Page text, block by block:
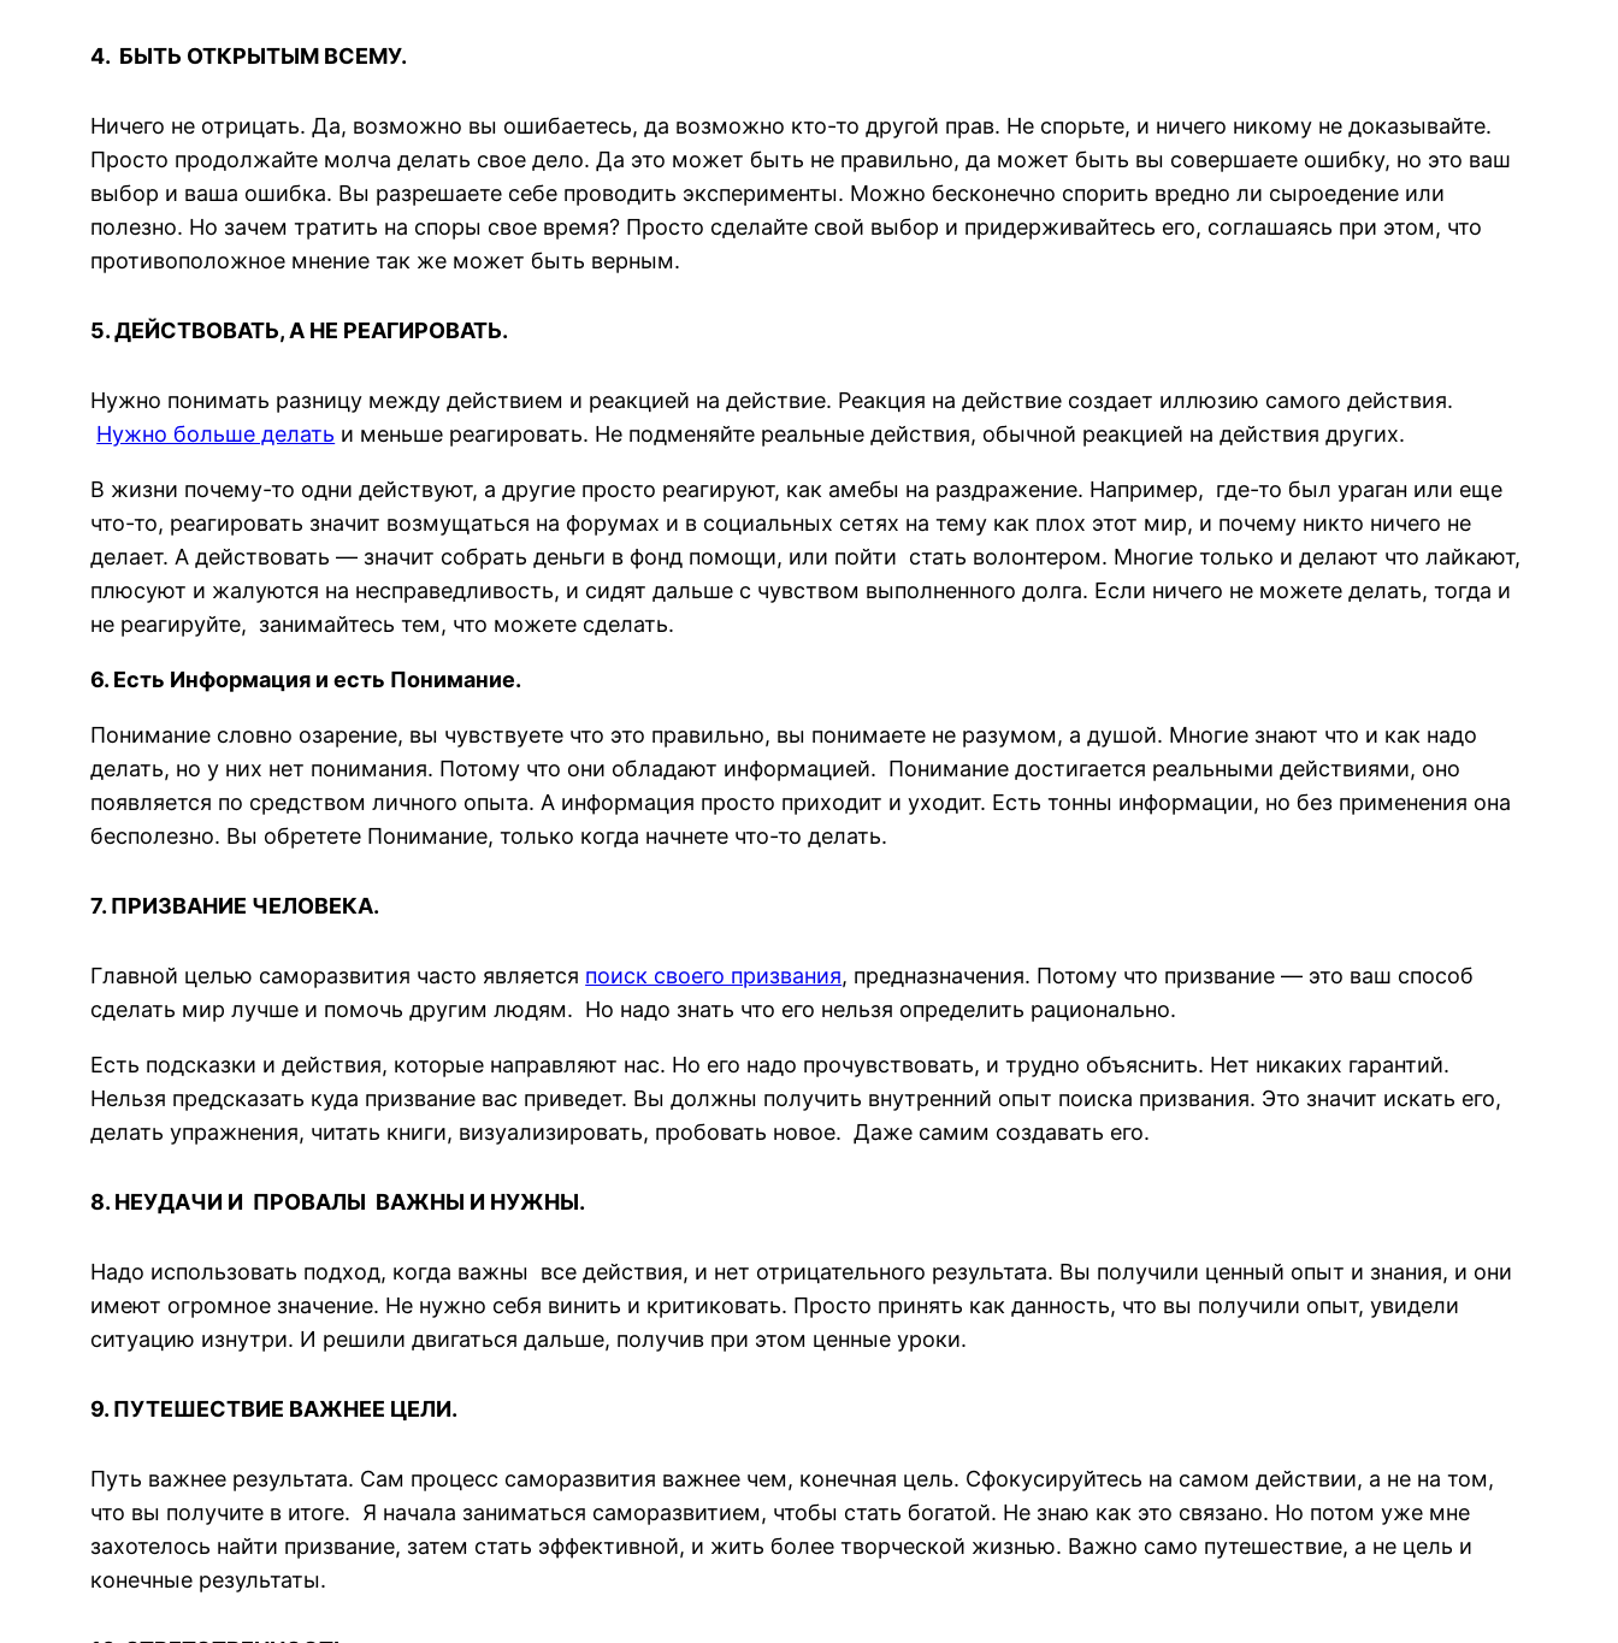
4. БЫТЬ ОТКРЫТЫМ ВСЕМУ.
Ничего не отрицать. Да, возможно вы ошибаетесь, да возможно кто-то другой прав. Не спорьте, и ничего никому не доказывайте.
Просто продолжайте молча делать свое дело. Да это может быть не правильно, да может быть вы совершаете ошибку, но это ваш
выбор и ваша ошибка. Вы разрешаете себе проводить эксперименты. Можно бесконечно спорить вредно ли сыроедение или
полезно. Но зачем тратить на споры свое время? Просто сделайте свой выбор и придерживайтесь его, соглашаясь при этом, что
противоположное мнение так же может быть верным.
5. ДЕЙСТВОВАТЬ, А НЕ РЕАГИРОВАТЬ.
Нужно понимать разницу между действием и реакцией на действие. Реакция на действие создает иллюзию самого действия.
Нужно больше делать и меньше реагировать. Не подменяйте реальные действия, обычной реакцией на действия других.
В жизни почему-то одни действуют, а другие просто реагируют, как амебы на раздражение. Например, где-то был ураган или еще
что-то, реагировать значит возмущаться на форумах и в социальных сетях на тему как плох этот мир, и почему никто ничего не
делает. А действовать — значит собрать деньги в фонд помощи, или пойти стать волонтером. Многие только и делают что лайкают,
плюсуют и жалуются на несправедливость, и сидят дальше с чувством выполненного долга. Если ничего не можете делать, тогда и
не реагируйте, занимайтесь тем, что можете сделать.
6. Есть Информация и есть Понимание.
Понимание словно озарение, вы чувствуете что это правильно, вы понимаете не разумом, а душой. Многие знают что и как надо
делать, но у них нет понимания. Потому что они обладают информацией. Понимание достигается реальными действиями, оно
появляется по средством личного опыта. А информация просто приходит и уходит. Есть тонны информации, но без применения она
бесполезно. Вы обретете Понимание, только когда начнете что-то делать.
7. ПРИЗВАНИЕ ЧЕЛОВЕКА.
Главной целью саморазвития часто является поиск своего призвания, предназначения. Потому что призвание — это ваш способ
сделать мир лучше и помочь другим людям. Но надо знать что его нельзя определить рационально.
Есть подсказки и действия, которые направляют нас. Но его надо прочувствовать, и трудно объяснить. Нет никаких гарантий.
Нельзя предсказать куда призвание вас приведет. Вы должны получить внутренний опыт поиска призвания. Это значит искать его,
делать упражнения, читать книги, визуализировать, пробовать новое. Даже самим создавать его.
8. НЕУДАЧИ И ПРОВАЛЫ ВАЖНЫ И НУЖНЫ.
Надо использовать подход, когда важны все действия, и нет отрицательного результата. Вы получили ценный опыт и знания, и они
имеют огромное значение. Не нужно себя винить и критиковать. Просто принять как данность, что вы получили опыт, увидели
ситуацию изнутри. И решили двигаться дальше, получив при этом ценные уроки.
9. ПУТЕШЕСТВИЕ ВАЖНЕЕ ЦЕЛИ.
Путь важнее результата. Сам процесс саморазвития важнее чем, конечная цель. Сфокусируйтесь на самом действии, а не на том,
что вы получите в итоге. Я начала заниматься саморазвитием, чтобы стать богатой. Не знаю как это связано. Но потом уже мне
захотелось найти призвание, затем стать эффективной, и жить более творческой жизнью. Важно само путешествие, а не цель и
конечные результаты.